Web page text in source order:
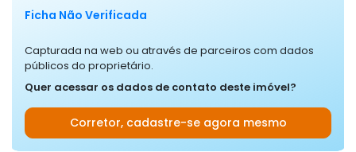
Ficha Não Verificada
Capturada na web ou através de parceiros com dados
públicos do proprietário.
Quer acessar os dados de contato deste imóvel?
Corretor, cadastre-se agora mesmo